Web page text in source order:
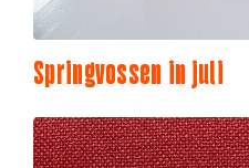
Springvossen in juli